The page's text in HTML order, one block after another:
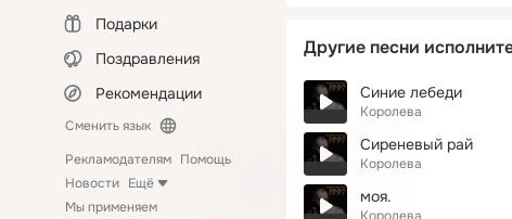
Подарки
Поздравления
Рекомендации
Сменить язык
Рекламодателям Помощь
Новости Ещё
Мы применяем
Другие песни
Синие лебеди
Королева
Сиреневый рай
Королева
моя.